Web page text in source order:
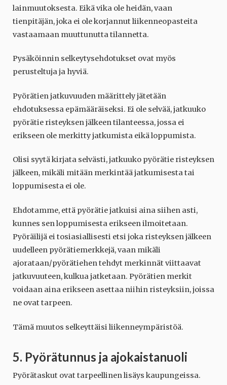
lainmuutoksesta. Eikä vika ole heidän, vaan
tienpitäjän, joka ei ole korjannut liikenneopasteita
vastaamaan muuttunutta tilannetta.
Pysäköinnin selkeytysehdotukset ovat myös
perusteltuja ja hyviä.
Pyörätien jatkuvuuden määrittely jätetään
ehdotuksessa epämääräiseksi. Ei ole selvää, jatkuuko
pyörätie risteyksen jälkeen tilanteessa, jossa ei
erikseen ole merkitty jatkumista eikä loppumista.
Olisi syytä kirjata selvästi, jatkuuko pyörätie risteyksen
jälkeen, mikäli mitään merkintää jatkumisesta tai
loppumisesta ei ole.
Ehdotamme, että pyörätie jatkuisi aina siihen asti,
kunnes sen loppumisesta erikseen ilmoitetaan.
Pyöräilijä ei tosiasiallisesti etsi joka risteyksen jälkeen
uudelleen pyörätiemerkkejä, vaan mikäli
ajorataan/pyörätiehen tehdyt merkinnät viittaavat
jatkuvuuteen, kulkua jatketaan. Pyörätien merkit
voidaan aina erikseen asettaa niihin risteyksiin, joissa
ne ovat tarpeen.
Tämä muutos selkeyttäisi liikenneympäristöä.
5. Pyörätunnus ja ajokaistanuoli
Pyörätaskut ovat tarpeellinen lisäys kaupungeissa.